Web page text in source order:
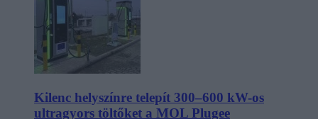
Kilenc helyszínre telepít 300–600 kW-os
ultragyors töltőket a MOL Plugee